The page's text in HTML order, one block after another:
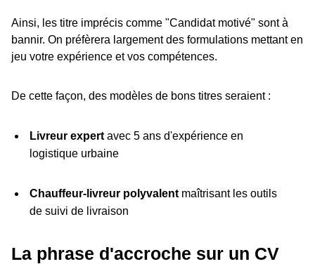
Ainsi, les titre imprécis comme "Candidat motivé" sont à
bannir. On préfèrera largement des formulations mettant en
jeu votre expérience et vos compétences.
De cette façon, des modèles de bons titres seraient :
Livreur expertavec 5 ans d'expérience en
logistique urbaine
Chauffeur-livreur polyvalentmaîtrisant les outils
de suivi de livraison
La phrase d'accroche sur un CV